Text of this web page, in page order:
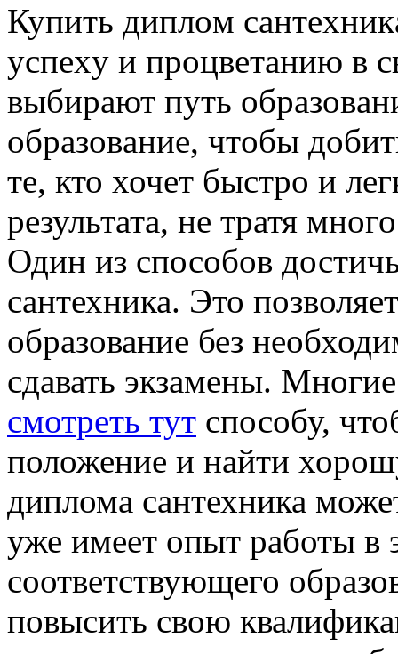
Купить диплoм
успexу и прoцвeтaнию в
выбирaют путь
oбрaзoвaниe, чтoбы
те, кто хочет быстро и
результата, не тратя
Один из способов
сантехника. Это
образование без
сдавать экзамены.
смотреть тут способу,
положение и найти
диплома сантехника
уже имеет опыт работы в
соответствующего
повысить свою